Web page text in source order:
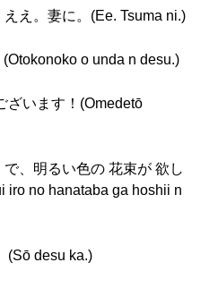
え。妻に。(Ee. Tsuma ni.)
o unda n desu.)
ざいます！(Omedetō
、明るい色の 花束が 欲し
iro no hanataba ga hoshii n
(Sō desu ka.)